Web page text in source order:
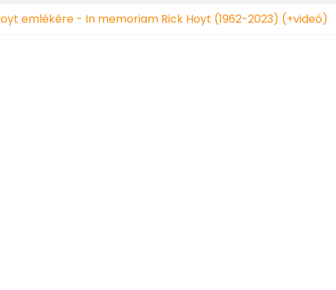
emlékére - In memoriam Rick Hoyt (1962-2023) (+videó)